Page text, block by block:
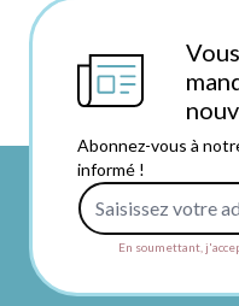
Abonnez-vous à
informé !
En soumettant,